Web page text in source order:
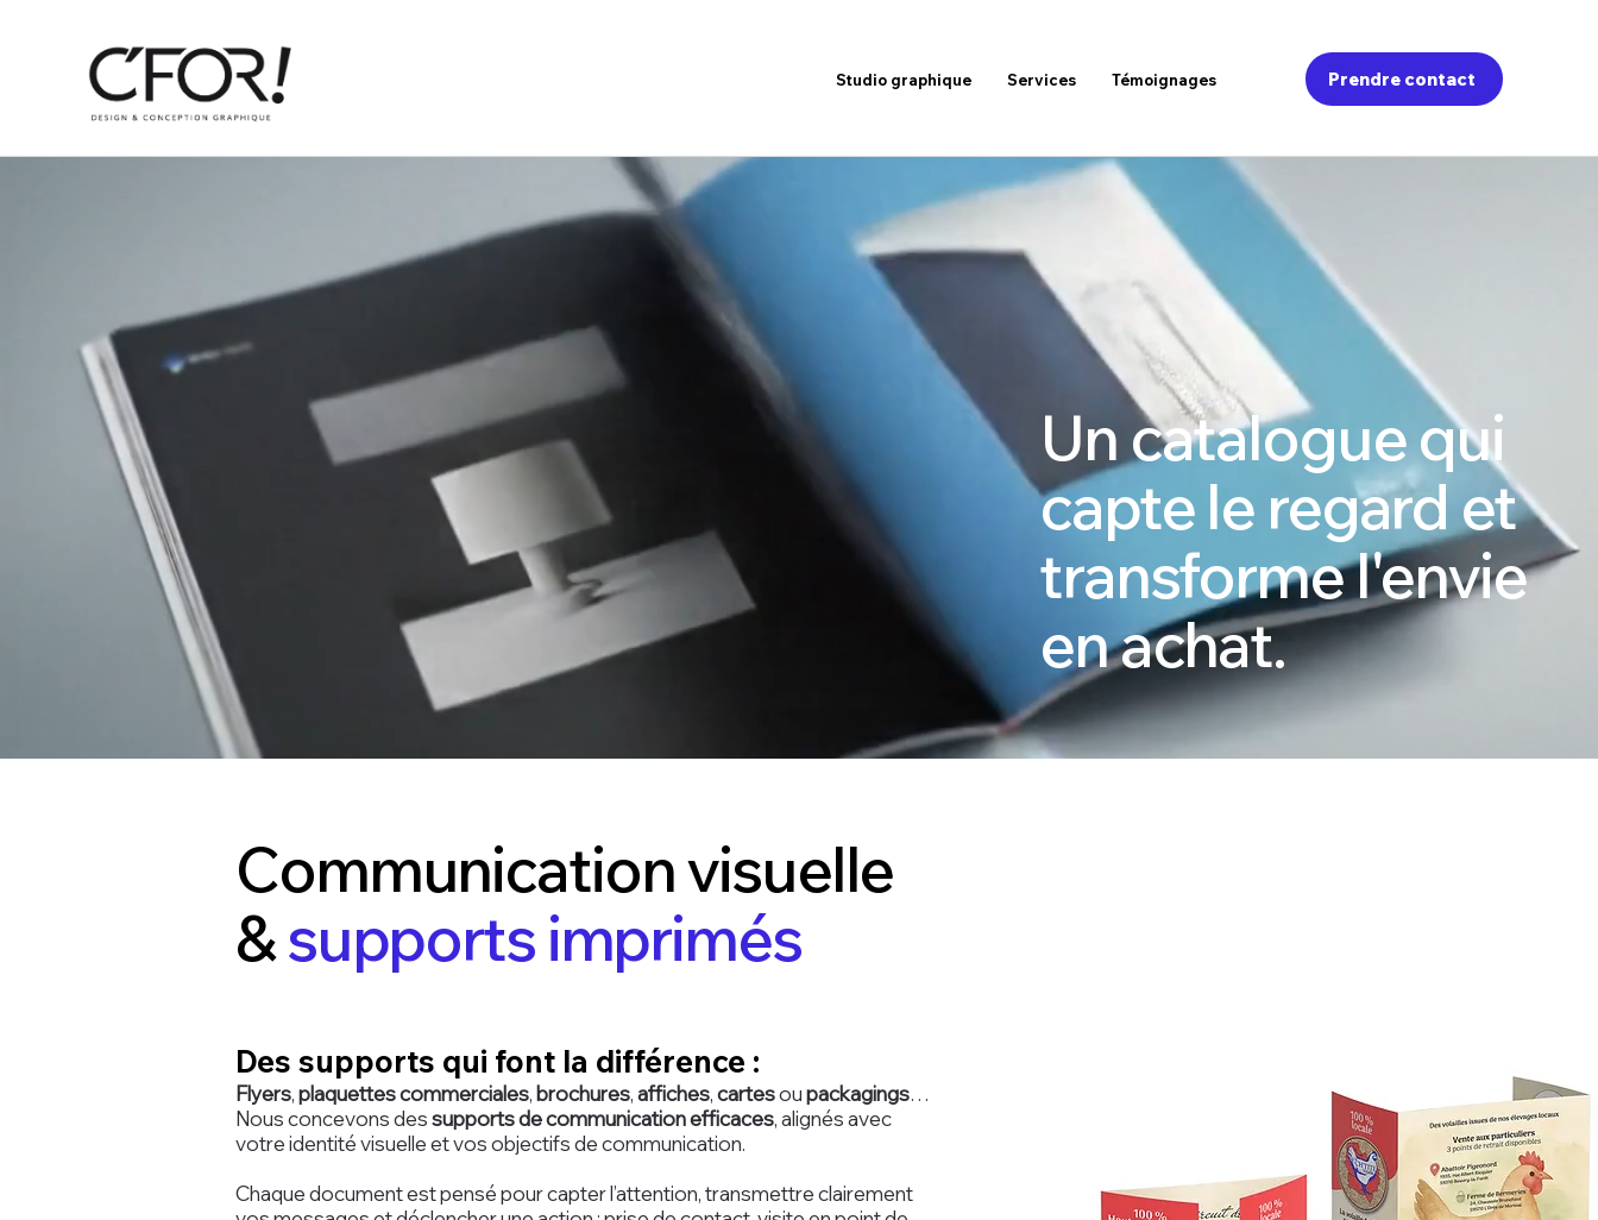
Studio graphique Services Témoignages Prendre contact
Un catalogue qui
capte le regard et
transforme l'envie
en achat.
Communication visuelle
&supports imprimés
Des supports qui font la différence :​​
Flyers,plaquettes commerciales, brochures,affiches,cartesoupackagings…
Nous concevons dessupports de communication efficaces, alignés avec
votre identité visuelle et vos objectifs de communication.
Chaque document est pensé pour capter l’attention, transmettre clairement